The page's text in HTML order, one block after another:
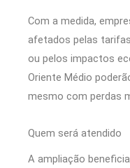
Com a medida,
afetados pelas
ou pelos impactos
Oriente Médio
mesmo com perdas
Quem será atendido
A ampliação